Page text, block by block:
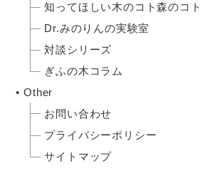
知ってほしい木のコト森のコト
Dr.みのりんの実験室
対談シリーズ
ぎふの木コラム
Other
お問い合わせ
プライバシーポリシー
サイトマップ